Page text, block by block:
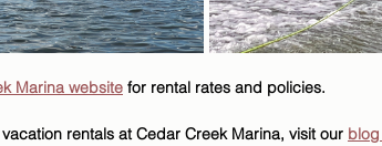
Marina website for rental rates and policies.
rentals at Cedar Creek Marina, visit our